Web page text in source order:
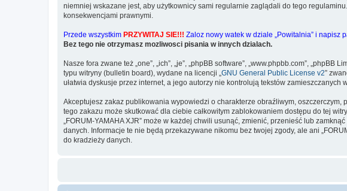
niemniej wskazane jest, aby użytkownicy sami regularnie zaglądali do tego
konsekwencjami prawnymi.
Przede wszystkim PRZYWITAJ SIE!!! Zaloz nowy watek w dziale „Powitalnia” i napisz
Bez tego nie otrzymasz mozliwosci pisania w innych dzialach.
Nasze fora zwane też „one”, „ich”, „je”, „phpBB software”, „www.phpbb.com”,
typu witryny (bulletin board), wydane na licencji „GNU General Public License v2”
ułatwia dyskusje przez internet, a jego autorzy nie kontrolują tekstów
Akceptujesz zakaz publikowania wypowiedzi o charakterze obraźliwym,
tego zakazu może skutkować dla ciebie całkowitym zablokowaniem dostępu do tej
„FORUM-YAMAHA XJR” może w każdej chwili usunąć, zmienić, przenieść lub
danych. Informacje te nie będą przekazywane nikomu bez twojej zgody, ale ani
do kradzieży danych.